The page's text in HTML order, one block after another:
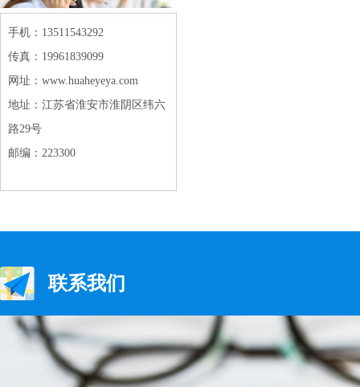
手机：13511543292
传真：19961839099
网址：www.huaheyeya.com
地址：江苏省淮安市淮阴区纬六
路29号
邮编：223300
联系我们